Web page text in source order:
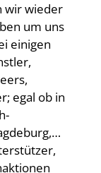
wir wieder
um uns
einigen
egal ob in